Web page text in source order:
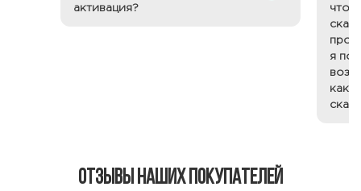
активация?
что
я
как
Отзывы наших покупателей